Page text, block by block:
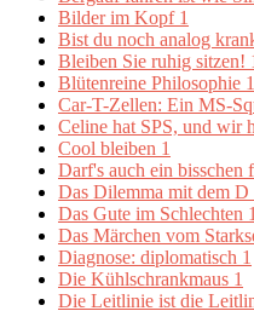
Bilder im Kopf 1
Bist du noch analog
Bleiben Sie ruhig sitzen!
Blütenreine Philosophie 1
Car-T-Zellen: Ein MS-
Celine hat SPS, und wir
Cool bleiben 1
Darf's auch ein bisschen
Das Dilemma mit dem D
Das Gute im Schlechten 1
Das Märchen vom
Diagnose: diplomatisch 1
Die Kühlschrankmaus 1
Die Leitlinie ist die